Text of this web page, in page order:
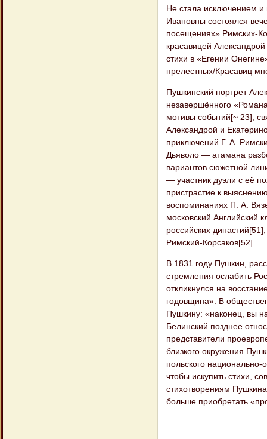
Не стала исключением
Ивановны состоялся
посещениях» Римских-
красавицей
стихи в «Егении
прелестных/Красавиц
Пушкинский портрет
незавершённого
мотивы событий[~ 23],
Александрой и
приключений Г. А.
Дьяволо — атамана
вариантов сюжетной
— участник дуэли с её
пристрастие к
воспоминаниях П. А.
московский Английский
российских
Римский-Корсаков[52].
В 1831 году Пушкин,
стремления ослабить
откликнулся на
годовщина». В
Пушкину: «наконец, вы
Белинский позднее
представители
близкого окружения
польского
чтобы искупить стихи,
стихотворениям
больше приобретать